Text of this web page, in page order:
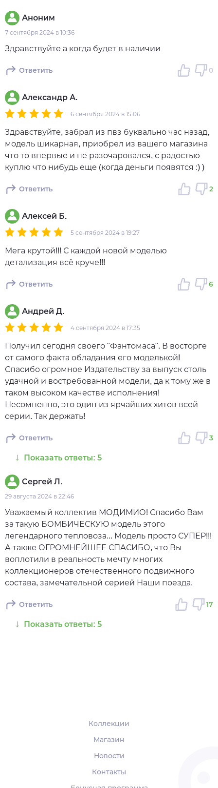
Аноним
7 сентября 2024 в 10:36
Здравствуйте а когда будет в наличии
Ответить 0
Александр А.
6 сентября 2024 в 15:06
Здравствуйте, забрал из пвз буквально час назад,
модель шикарная, приобрел из вашего магазина
что то впервые и не разочаровался, с радостью
куплю что нибудь еще (когда деньги появятся :) )
Ответить 2
Алексей Б.
5 сентября 2024 в 19:27
Мега крутой!!! С каждой новой моделью
детализация всё круче!!!
Ответить 6
Андрей Д.
4 сентября 2024 в 17:35
Получил сегодня своего "Фантомаса". В восторге
от самого факта обладания его моделькой!
Спасибо огромное Издательству за выпуск столь
удачной и востребованной модели, да к тому же в
таком высоком качестве исполнения!
Несомненно, это один из ярчайших хитов всей
серии. Так держать!
Ответить 3
Показать ответы: 5
Сергей Л.
29 августа 2024 в 22:46
Уважаемый коллектив МОДИМИО! Спасибо Вам
за такую БОМБИЧЕСКУЮ модель этого
легендарного тепловоза... Модель просто СУПЕР!!!
А также ОГРОМНЕЙШЕЕ СПАСИБО, что Вы
воплотили в реальность мечту многих
коллекционеров отечественного подвижного
состава, замечательной серией Наши поезда.
Ответить 17
Показать ответы: 5
Коллекции
Магазин
Новости
Контакты